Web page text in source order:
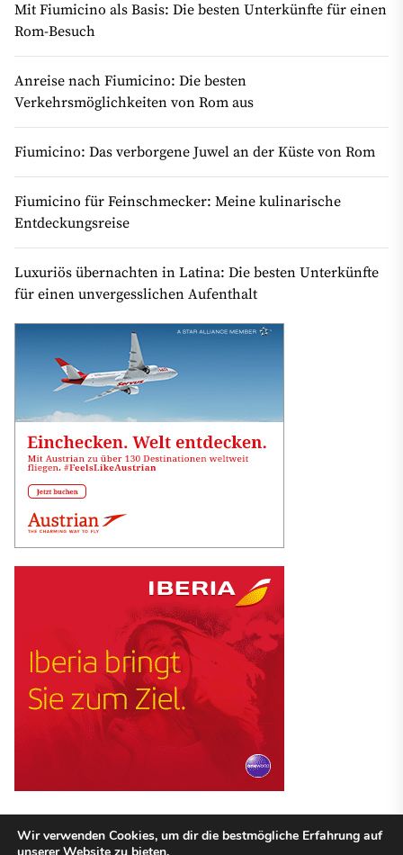
Mit Fiumicino als Basis: Die besten Unterkünfte für einen
Rom-Besuch
Anreise nach Fiumicino: Die besten
Verkehrsmöglichkeiten von Rom aus
Fiumicino: Das verborgene Juwel an der Küste von Rom
Fiumicino für Feinschmecker: Meine kulinarische
Entdeckungsreise
Luxuriös übernachten in Latina: Die besten Unterkünfte
für einen unvergesslichen Aufenthalt
Wir verwenden Cookies, um dir die bestmögliche Erfahrung auf